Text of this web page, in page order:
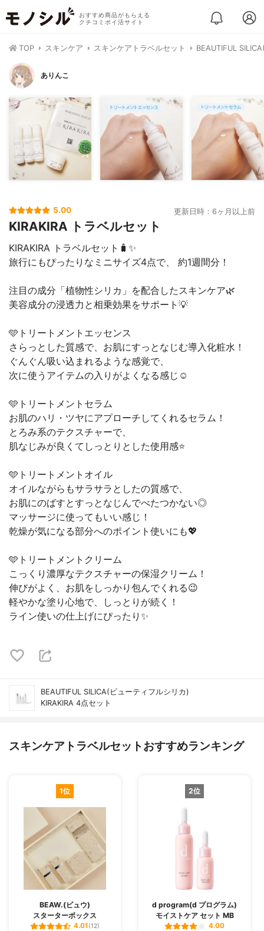
おすすめ商品がもらえる
クチコミポイ活サイト
TOP スキンケア スキンケアトラベルセット BEAUTIFUL
ありんこ
5.00 更新日時：6ヶ月以上前
KIRAKIRA トラベルセット
KIRAKIRA トラベルセット🧳✨
旅行にもぴったりなミニサイズ4点で、 約1週間分！
注目の成分「植物性シリカ」を配合したスキンケア🌿
美容成分の浸透力と相乗効果をサポート💡
🩵トリートメントエッセンス
さらっとした質感で、お肌にすっとなじむ導入化粧水！
ぐんぐん吸い込まれるような感覚で、
次に使うアイテムの入りがよくなる感じ☺️
🩵トリートメントセラム
お肌のハリ・ツヤにアプローチしてくれるセラム！
とろみ系のテクスチャーで、
肌なじみが良くてしっとりとした使用感⭐
🩵トリートメントオイル
オイルながらもサラサラとしたの質感で、
お肌にのばすとすっとなじんでべたつかない◎
マッサージに使ってもいい感じ！
乾燥が気になる部分へのポイント使いにも💖
🩵トリートメントクリーム
こっくり濃厚なテクスチャーの保湿クリーム！
伸びがよく、お肌をしっかり包んでくれる😉
軽やかな塗り心地で、しっとりが続く！
ライン使いの仕上げにぴったり✨
BEAUTIFUL SILICA(ビューティフルシリカ)
KIRAKIRA 4点セット
スキンケアトラベルセットおすすめランキング
1位
BEAW.(ビュウ)
スターターボックス
4.01(12)
2位
d program(d プログラム)
モイストケア セット MB
4.00